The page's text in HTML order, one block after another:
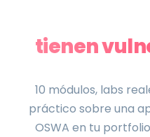
tienen
10 módulos, labs
práctico sobre una
OSWA en tu